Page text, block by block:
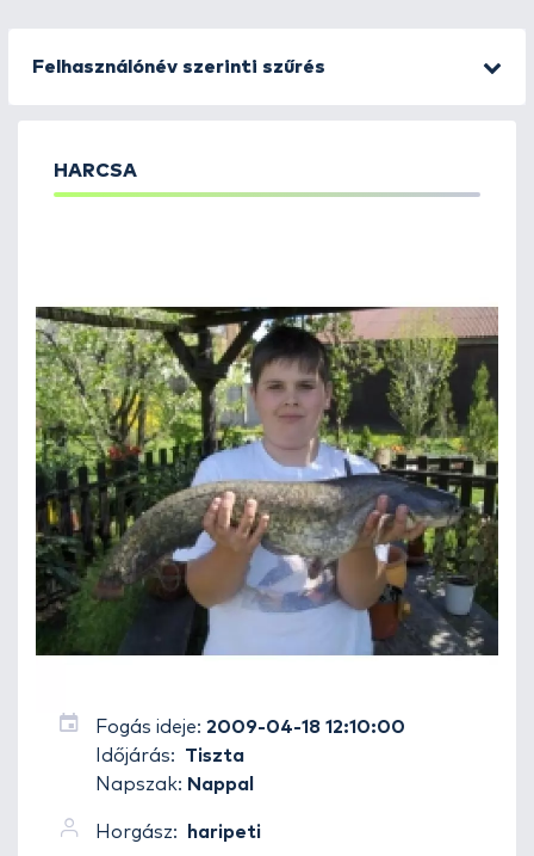
Felhasználónév szerinti szűrés
HARCSA
Fogás ideje: 2009-04-18 12:10:00
Időjárás:
Tiszta
Napszak: Nappal
Horgász: haripeti